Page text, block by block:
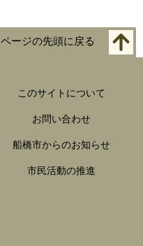
ページの先頭に戻る
このサイトについて
お問い合わせ
船橋市からのお知らせ
市民活動の推進